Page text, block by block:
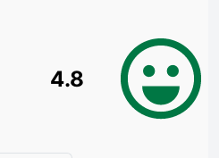
4.8